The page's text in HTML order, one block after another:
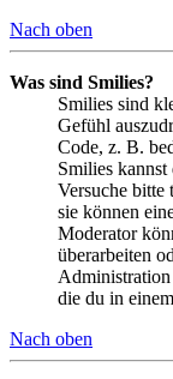
Nach oben
Was sind Smilies?
Smilies sind
Gefühl
Code, z. B.
Smilies kannst
Versuche bitte
sie können
Moderator
überarbeiten
Administration
die du in
Nach oben